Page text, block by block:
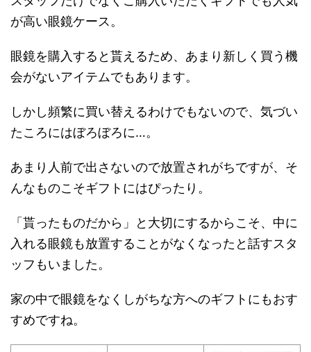
が高い眼鏡ケース。
眼鏡を購入すると貰えるため、あまり新しく買う機
会がないアイテムでもあります。
しかし頻繁に買い替えるわけでもないので、気づい
たころにはぼろぼろに…。
あまり人前で出さないので放置されがちですが、そ
んなものこそギフトにはぴったり。
「貰ったものだから」と大切にするからこそ、中に
入れる眼鏡も放置することがなくなったと話すスタ
ッフもいました。
家の中で眼鏡をなくしがちな方へのギフトにもおす
すめですね。